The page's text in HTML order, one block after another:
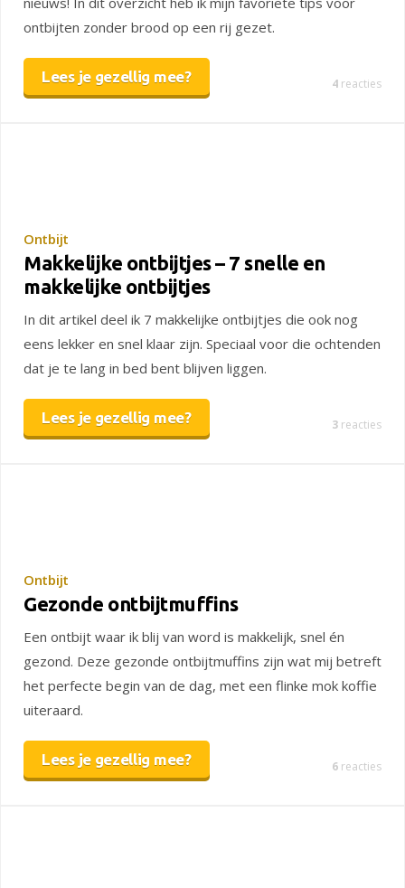
ontbijten zonder brood op een rij gezet.
Lees je gezellig mee? 4 reacties
Ontbijt
Makkelijke ontbijtjes – 7 snelle en
makkelijke ontbijtjes
In dit artikel deel ik 7 makkelijke ontbijtjes die ook nog
eens lekker en snel klaar zijn. Speciaal voor die ochtenden
dat je te lang in bed bent blijven liggen.
Lees je gezellig mee? 3 reacties
Ontbijt
Gezonde ontbijtmuffins
Een ontbijt waar ik blij van word is makkelijk, snel én
gezond. Deze gezonde ontbijtmuffins zijn wat mij betreft
het perfecte begin van de dag, met een flinke mok koffie
uiteraard.
Lees je gezellig mee? 6 reacties